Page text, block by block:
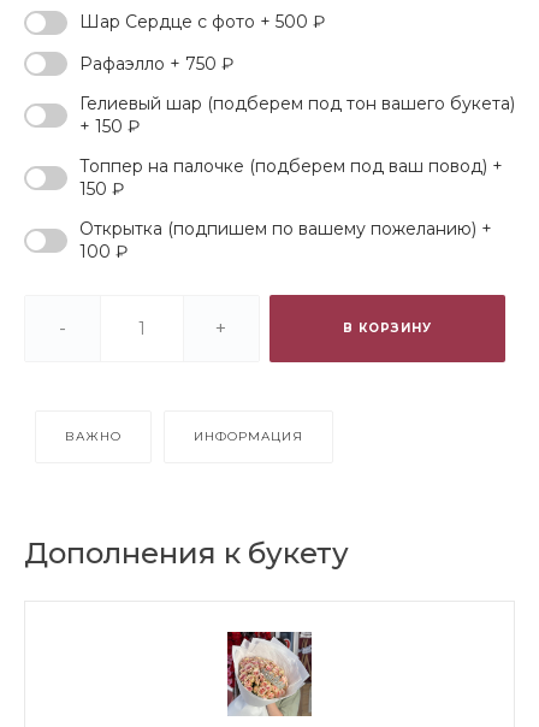
Шар Сердце с фото + 500 ₽
Рафаэлло + 750 ₽
Гелиевый шар (подберем под тон вашего букета)
+ 150 ₽
Топпер на палочке (подберем под ваш повод) +
150 ₽
Открытка (подпишем по вашему пожеланию) +
100 ₽
- + В КОРЗИНУ
ВАЖНО ИНФОРМАЦИЯ
Дополнения к букету